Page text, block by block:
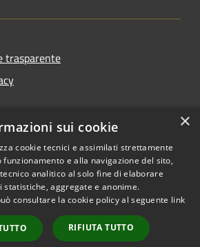
trasparente
Copyright © 2026 • Comune di
Montefiore dell'Aso • Powered
byMunicipium
Accesso
×
sui cookie
cookie tecnici e assimilati strettamente
e alla navigazione del sito,
analitico al solo fine di elaborare
statistiche, aggregate e anonime.
consultare la cookie policy al seguente link
RIFIUTA TUTTO